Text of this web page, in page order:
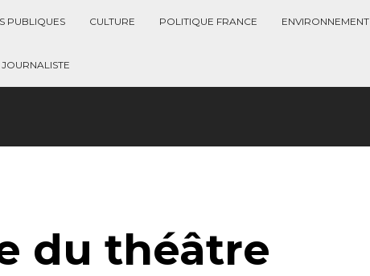
PUBLIQUES CULTURE POLITIQUE FRANCE ENVIRONNEMENT
du théâtre